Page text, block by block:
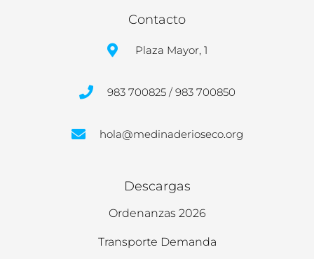
Contacto
Plaza Mayor, 1
983 700825 / 983 700850
hola@medinaderioseco.org
Descargas
Ordenanzas 2026
Transporte Demanda